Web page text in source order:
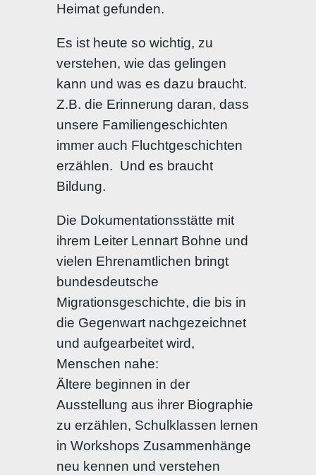
Heimat gefunden.
Es ist heute so wichtig, zu
verstehen, wie das gelingen
kann und was es dazu braucht.
Z.B. die Erinnerung daran, dass
unsere Familiengeschichten
immer auch Fluchtgeschichten
erzählen. Und es braucht
Bildung.
Die Dokumentationsstätte mit
ihrem Leiter Lennart Bohne und
vielen Ehrenamtlichen bringt
bundesdeutsche
Migrationsgeschichte, die bis in
die Gegenwart nachgezeichnet
und aufgearbeitet wird,
Menschen nahe:
Ältere beginnen in der
Ausstellung aus ihrer Biographie
zu erzählen, Schulklassen lernen
in Workshops Zusammenhänge
neu kennen und verstehen